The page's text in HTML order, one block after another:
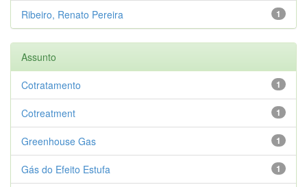
1
Ribeiro, Renato Pereira
Assunto
1
Cotratamento
1
Cotreatment
1
Greenhouse Gas
1
Gás do Efeito Estufa